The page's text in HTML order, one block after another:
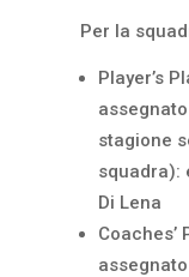
Per la
Player’s
stagione
squadra):
Di Lena
Coaches’